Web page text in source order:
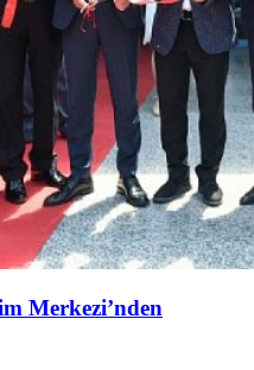
Merkezi’nden